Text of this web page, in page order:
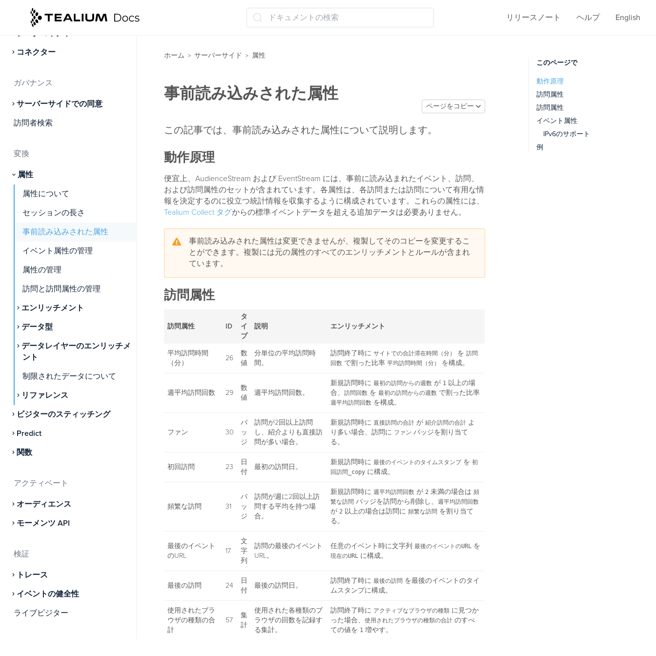
ドキュメントの検索 リリースノート ヘルプ English
クラウドストリーム
データコネクト
コネクター
ガバナンス
サーバーサイドでの同意
訪問者検索
変換
属性
属性について
セッションの長さ
事前読み込みされた属性
イベント属性の管理
属性の管理
訪問と訪問属性の管理
エンリッチメント
データ型
データレイヤーのエンリッチメ
ント
制限されたデータについて
リファレンス
ビジターのスティッチング
Predict
関数
アクティベート
オーディエンス
モーメンツ API
検証
トレース
イベントの健全性
ライブビジター
ホーム > サーバーサイド > 属性
事前読み込みされた属性
ページをコピー
この記事では、事前読み込みされた属性について説明します。
動作原理
便宜上、AudienceStream および EventStream には、事前に読み込まれたイベント、訪問、
および訪問属性のセットが含まれています。各属性は、各訪問または訪問について有用な情
報を決定するのに役立つ統計情報を収集するように構成されています。これらの属性には、
Tealium Collect タグからの標準イベントデータを超える追加データは必要ありません。
事前読み込みされた属性は変更できませんが、複製してそのコピーを変更するこ
とができます。複製には元の属性のすべてのエンリッチメントとルールが含まれ
ています。
訪問属性
訪問属性 ID
タ
イ
プ
説明 エンリッチメント
平均訪問時間
（分）
26
数
値
分単位の平均訪問時
間。
訪問終了時に サイトでの合計滞在時間（分） を 訪問
回数 で割った比率 平均訪問時間（分） を構成。
週平均訪問回数 29
数
値
週平均訪問回数。
新規訪問時に 最初の訪問からの週数 が 1 以上の場
合、
訪問回数 を 最初の訪問からの週数 で割った比率
週平均訪問回数 を構成。
ファン 30
バ
ッ
ジ
訪問が2回以上訪問
し、紹介よりも直接訪
問が多い場合。
新規訪問時に 直接訪問の合計 が 紹介訪問の合計 よ
り多い場合、訪問に ファン バッジを割り当て
る。
初回訪問 23
日
付
最初の訪問日。
新規訪問時に 最後のイベントのタイムスタンプを 初
回訪問_copy に構成。
頻繁な訪問 31
バ
ッ
ジ
訪問が週に2回以上訪
問する平均を持つ場
合。
新規訪問時に 週平均訪問回数 が 2 未満の場合は 頻
繁な訪問 バッジを訪問から削除し、 週平均訪問回数
が 2 以上の場合は訪問に 頻繁な訪問 を割り当て
る。
最後のイベント
のURL
17
文
字
列
訪問の最後のイベント
URL。
任意のイベント時に文字列 最後のイベントのURL を
現在のURL に構成。
最後の訪問 24
日
付
最後の訪問日。
訪問終了時に 最後の訪問 を最後のイベントのタイ
ムスタンプに構成。
使用されたブラ
ウザの種類の合
計
57
集
計
使用された各種類のブ
ラウザの回数を記録す
る集計。
訪問終了時に アクティブなブラウザの種類 に見つか
った場合、
使用されたブラウザの種類の合計 のすべ
ての値を 1 増やす。
このページで
動作原理
訪問属性
訪問属性
イベント属性
IPv6のサポート
例